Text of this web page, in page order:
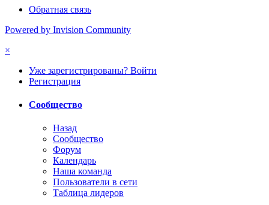
Обратная связь
Powered by Invision Community
×
Уже зарегистрированы? Войти
Регистрация
Сообщество
Назад
Сообщество
Форум
Календарь
Наша команда
Пользователи в сети
Таблица лидеров